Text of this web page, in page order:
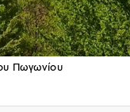
Πωγωνίου